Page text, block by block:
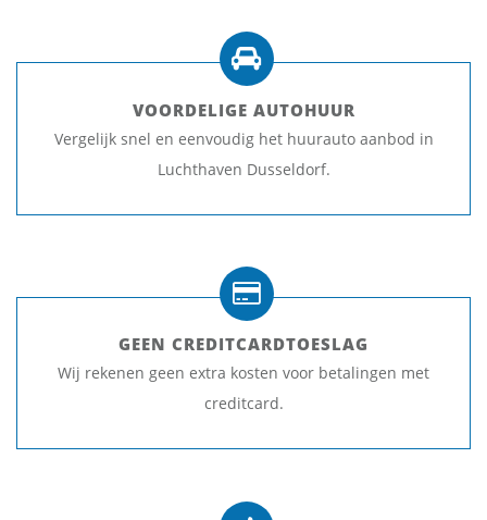
VOORDELIGE AUTOHUUR
Vergelijk snel en eenvoudig het huurauto aanbod in
Luchthaven Dusseldorf.
GEEN CREDITCARDTOESLAG
Wij rekenen geen extra kosten voor betalingen met
creditcard.